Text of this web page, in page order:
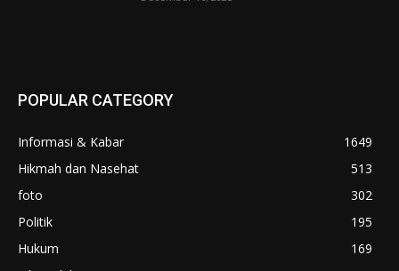
POPULAR CATEGORY
Informasi & Kabar
1649
Hikmah dan Nasehat
513
foto
302
Politik
195
Hukum
169